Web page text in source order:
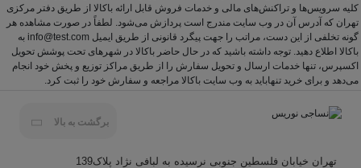
کلیه سرویس‌‏ها و تراکنش‏‌های مالی و خدمات فروش قابل ارائه باکالا از طریق دفتر مرکزی
تهران که آدرس آن در وب سایت مندرج است پردازش می‏‌شود. لطفاً در صورت مشاهده هر
گونه تخلفی از این دست، مراتب را جهت پیگرد قانونی از طریق ایمیل info@test.com به
باکالا اطلاع دهید. توجه داشته باشید که در حال حاضر باکالا در شهرهای تحت پوشش تحویل
اکسپرس، تنها خدمات ارسال و تحویل سفارش را از طریق مراکز توزیع و پخش خود انجام
می‌دهد و برای خرید تنهاباید به وب سایت باکالا مراجعه و سفارش خود را ثبت کرد.
برگشت به بالا
تهران خیابان فلسطین جنوبی نرسیده به لبافی نژاد پلاک139